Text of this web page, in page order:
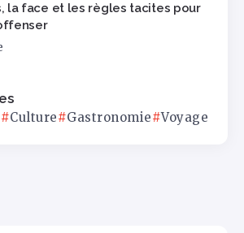
la face et les règles tacites pour
Culture Gastronomie Voyage